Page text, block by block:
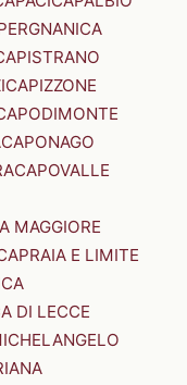
CAPIZZONE
CAPONAGO
CAPOVALLE
MAGGIORE
E LIMITE
DI LECCE